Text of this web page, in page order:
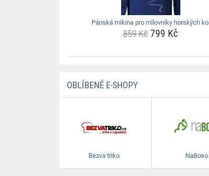
Pánská mikina pro milovníky horských kol
859 Kč799 Kč
OBLÍBENÉ E-SHOPY
Bezva triko NaBoso